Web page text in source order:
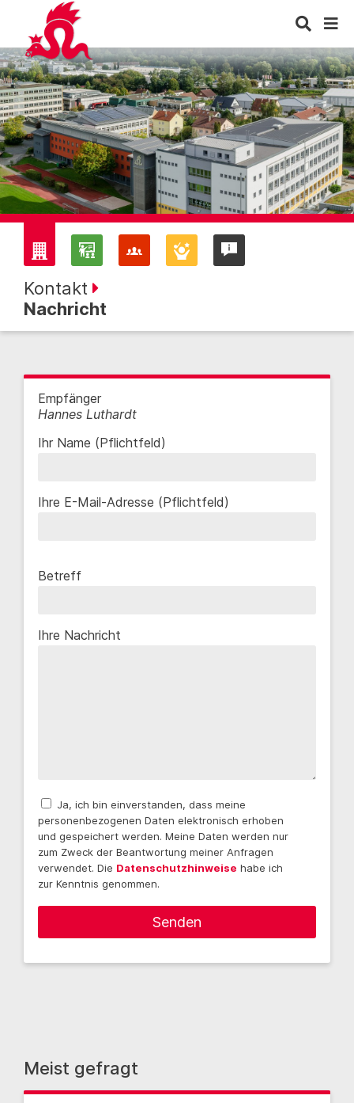
Kontakt
Nachricht
Empfänger
Hannes Luthardt
Ihr Name (Pflichtfeld)
Ihre E-Mail-Adresse (Pflichtfeld)
lasse
Betreff
Ihre Nachricht
Ja, ich bin einverstanden, dass meine
personenbezogenen Daten elektronisch erhoben
und gespeichert werden. Meine Daten werden nur
zum Zweck der Beantwortung meiner Anfragen
verwendet. Die Datenschutzhinweise habe ich
zur Kenntnis genommen.
Meist gefragt